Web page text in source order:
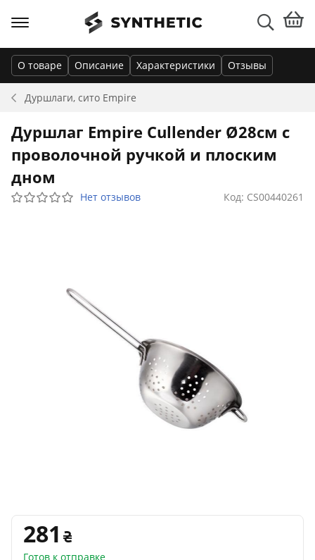
Дуршлаги, сито Empire
О товаре Описание Характеристики Отзывы
Дуршлаг Empire Cullender Ø28см с
проволочной ручкой и плоским
дном
Нет отзывов Код: CS00440261
281
Готов к отправке